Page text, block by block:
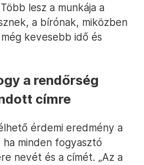
lesz a munkája a
a bírónak, miközben
kevesebb idő és
a rendőrség
címre
érdemi eredmény a
minden fogyasztó
nevét és a címét. „Az a